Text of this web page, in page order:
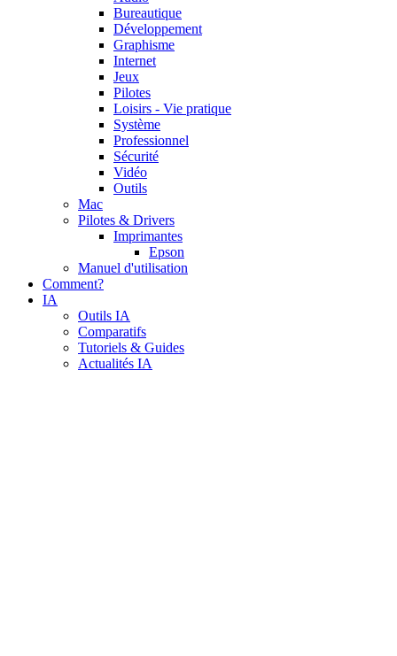
Bureautique
Développement
Graphisme
Internet
Jeux
Pilotes
Loisirs - Vie pratique
Système
Professionnel
Sécurité
Vidéo
Outils
Mac
Pilotes & Drivers
Imprimantes
Epson
Manuel d'utilisation
Comment?
IA
Outils IA
Comparatifs
Tutoriels & Guides
Actualités IA